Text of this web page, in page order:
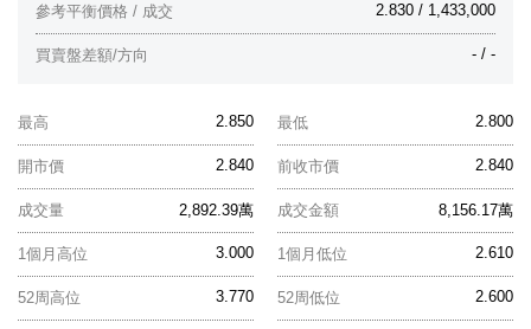
2.830 / 1,433,000
參考平衡價格 / 成交
- / -
買賣盤差額/方向
2.850
最高 2.800
最低
2.840
開市價 2.840
前收市價
2,892.39萬
成交量 8,156.17萬
成交金額
3.000
1個月高位 2.610
1個月低位
3.770
52周高位 2.600
52周低位